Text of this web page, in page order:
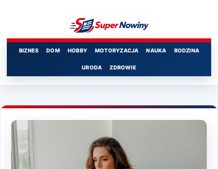
BIZNES DOM HOBBY MOTORYZACJA NAUKA RODZINA
URODA ZDROWIE